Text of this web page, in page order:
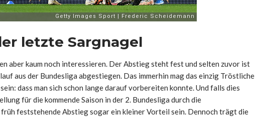
letzte Sargnagel
aber kaum noch interessieren. Der Abstieg steht fest und selten zuvor ist
aus der Bundesliga abgestiegen. Das immerhin mag das einzig Tröstliche
dass man sich schon lange darauf vorbereiten konnte. Und falls dies
für die kommende Saison in der 2. Bundesliga durch die
feststehende Abstieg sogar ein kleiner Vorteil sein. Dennoch trägt die